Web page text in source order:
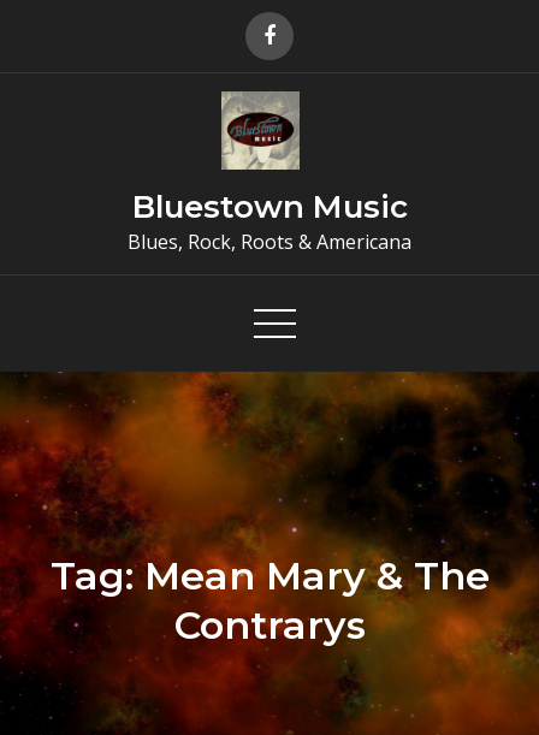
Bluestown Music
Blues, Rock, Roots & Americana
Tag:Mean Mary & The
Contrarys